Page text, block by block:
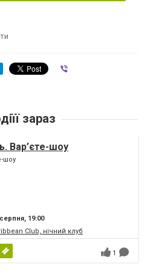
зараз
Вар’єте-шоу
шоу
19:00
Club, нічний клуб
1